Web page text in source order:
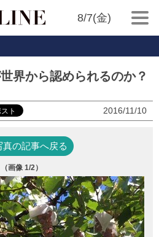
8/7(金)
界から認められるのか？
2016/11/10
真の記事へ戻る
（画像 1/2）